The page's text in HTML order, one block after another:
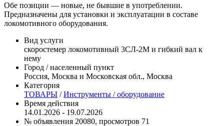
Обе позиции — новые, не бывшие в употреблении.
Предназначены для установки и эксплуатации в составе
локомотивного оборудования.
Вид услуги
скоростемер локомотивный 3СЛ-2М и гибкий вал к
нему
Город / населенный пункт
Россия, Москва и Московская обл., Москва
Категория
ТОВАРЫ /Инструменты / оборудование
Время действия
14.01.2026 - 19.07.2026
№ объявления 20080, просмотров 71